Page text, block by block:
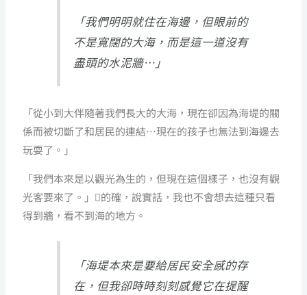
「我們明明就住在海邊，但眼前的
不是寬闊的大海，而是這一道沒有
盡頭的水泥牆…」
「從小到大伴隨著我們長大的大海，現在卻因為海堤的關
係而被切斷了和居民的連結…現在的孩子也無法到海邊去
玩耍了。」
「我們本來是以觀光為生的，但現在這個樣子，也沒有觀
光客要來了。」的確，說實話，我也不會想去這種只看
得到牆，看不到海的地方。
「海堤本來是要給居民安全感的存
在，但我卻時時刻刻感覺它在提醒